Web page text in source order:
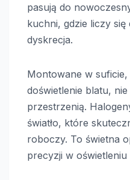
pasują do
kuchni, gdzie liczy
dyskrecja.
Montowane w
doświetlenie blatu,
przestrzenią.
światło, które
roboczy. To świetna
precyzji w oświetleniu